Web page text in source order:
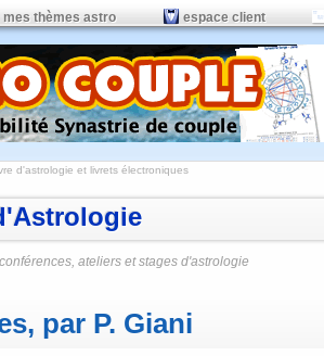
mes thèmes astro espace client
d'astrologie et livrets électroniques
ateliers et stages d'astrologie
par P. Giani